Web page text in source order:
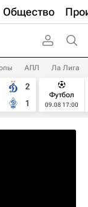
Общество
АПЛ Ла Лига
2
1
Футбол
09.08 17:00